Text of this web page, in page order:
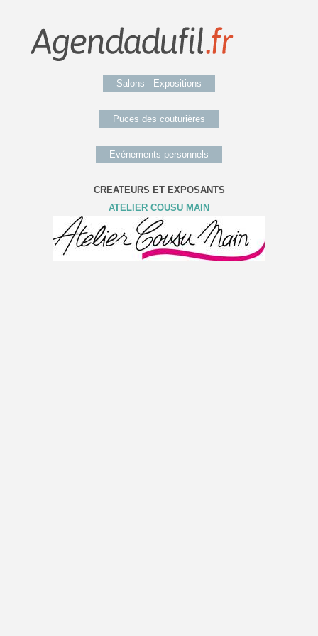
Salons - Expositions
Puces des couturières
Evénements personnels
CREATEURS ET EXPOSANTS
ATELIER COUSU MAIN